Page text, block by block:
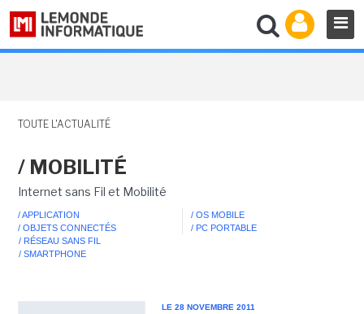
TOUTE L'ACTUALITÉ
/ MOBILITÉ
Internet sans Fil et Mobilité
/ APPLICATION
/ OBJETS CONNECTÉS
/ OS MOBILE
/ PC PORTABLE
/ RÉSEAU SANS FIL
/ SMARTPHONE
LE 28 NOVEMBRE 2011